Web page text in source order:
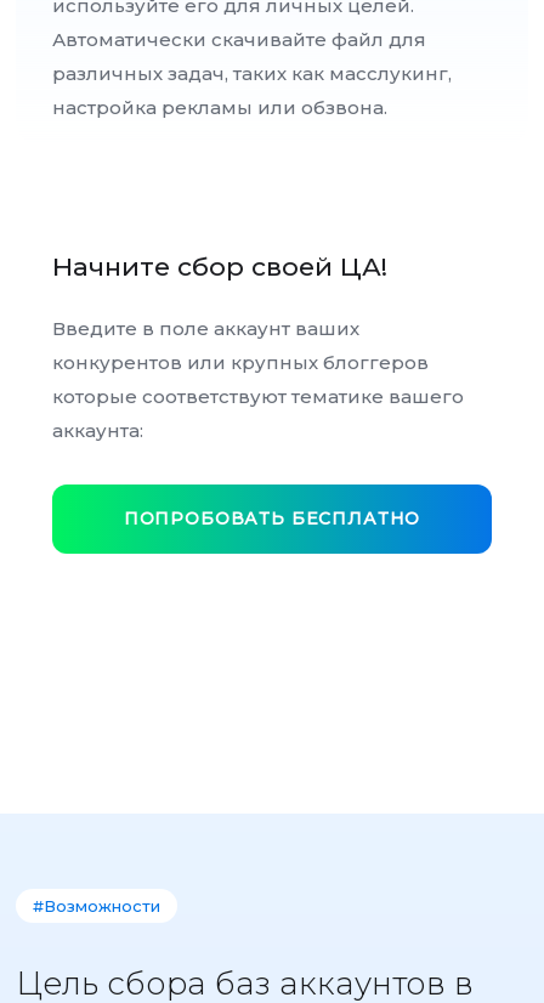
используйте его для личных целей.
Автоматически скачивайте файл для
различных задач, таких как масслукинг,
настройка рекламы или обзвона.
Начните сбор своей ЦА!
Введите в поле аккаунт ваших
конкурентов или крупных блоггеров
которые соответствуют тематике вашего
аккаунта:
ПОПРОБОВАТЬ БЕСПЛАТНО
#Возможности
Цель сбора баз аккаунтов в